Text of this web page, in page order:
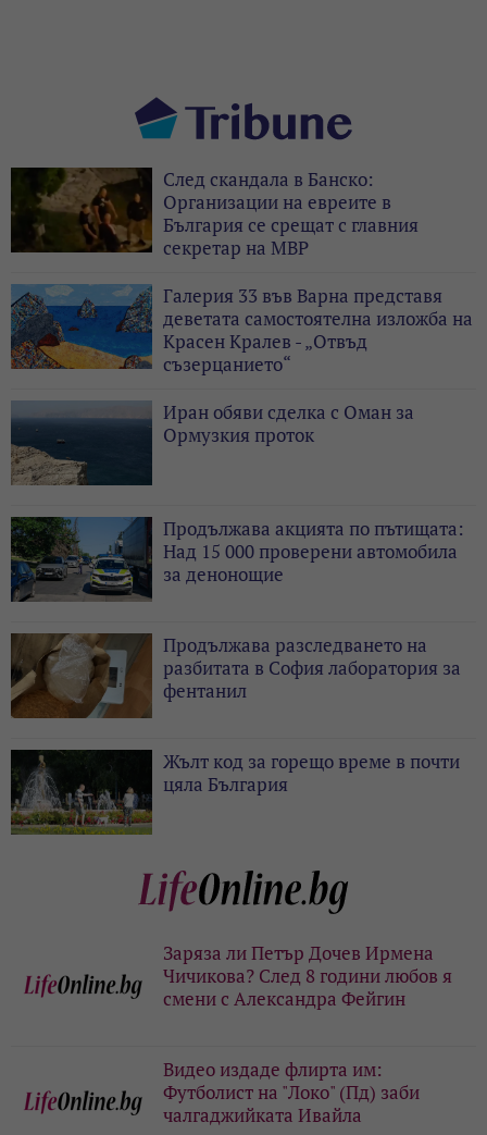
След скандала в Банско:
Организации на евреите в
България се срещат с главния
секретар на МВР
Галерия 33 във Варна представя
деветата самостоятелна изложба на
Красен Кралев - „Отвъд
съзерцанието“
Иран обяви сделка с Оман за
Ормузкия проток
Продължава акцията по пътищата:
Над 15 000 проверени автомобила
за денонощие
Продължава разследването на
разбитата в София лаборатория за
фентанил
Жълт код за горещо време в почти
цяла България
Заряза ли Петър Дочев Ирмена
Чичикова? След 8 години любов я
смени с Александра Фейгин
Видео издаде флирта им:
Футболист на "Локо" (Пд) заби
чалгаджийката Ивайла